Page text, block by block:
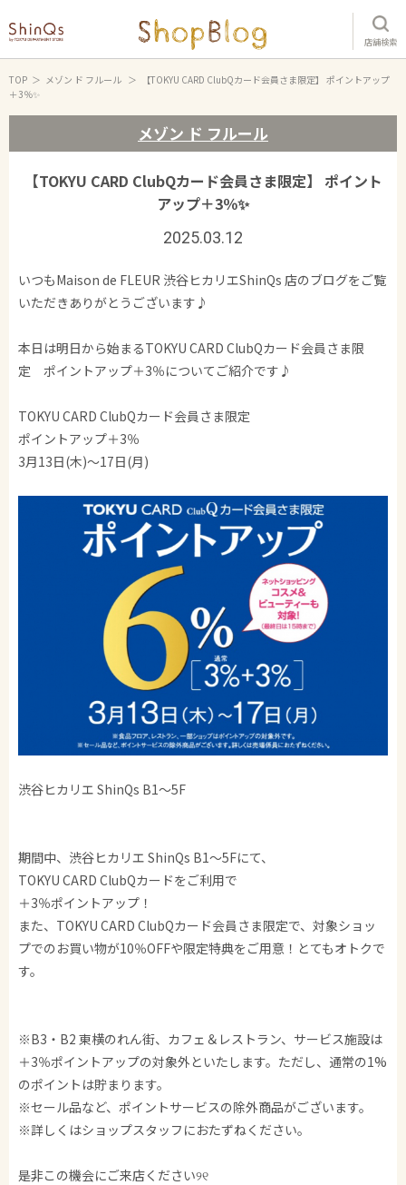
店舗検索
TOP メゾン ド フルール
【TOKYU CARD ClubQカード会員さま限定】 ポイントアップ
＋3％✨
メゾン ド フルール
【TOKYU CARD ClubQカード会員さま限定】 ポイント
アップ＋3％✨
2025.03.12
いつもMaison de FLEUR 渋谷ヒカリエShinQs 店のブログをご覧
いただきありがとうございます♪
本日は明日から始まるTOKYU CARD ClubQカード会員さま限
定 ポイントアップ＋3％についてご紹介です♪
TOKYU CARD ClubQカード会員さま限定
ポイントアップ＋3％
3月13日(木)～17日(月)
渋谷ヒカリエ ShinQs B1～5F
期間中、渋谷ヒカリエ ShinQs B1～5Fにて、
TOKYU CARD ClubQカードをご利用で
＋3％ポイントアップ！
また、TOKYU CARD ClubQカード会員さま限定で、対象ショッ
プでのお買い物が10％OFFや限定特典をご用意！とてもオトクで
す。
※B3・B2 東横のれん街、カフェ＆レストラン、サービス施設は
＋3％ポイントアップの対象外といたします。ただし、通常の1%
のポイントは貯まります。
※セール品など、ポイントサービスの除外商品がございます。
※詳しくはショップスタッフにおたずねください。
是非この機会にご来店ください୨୧